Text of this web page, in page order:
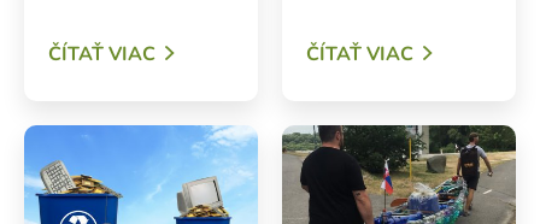
ČÍTAŤ VIAC ČÍTAŤ VIAC